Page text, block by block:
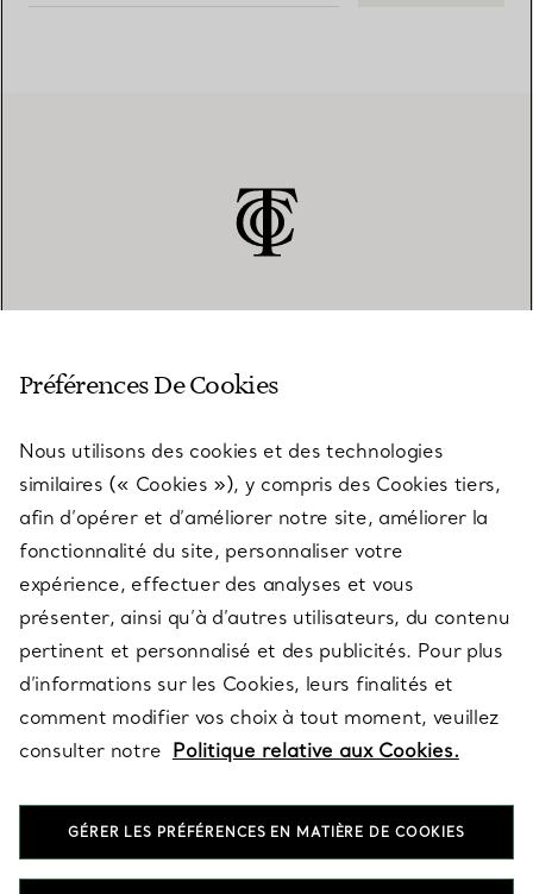
SERVICES
À PROPOS
QUESTIONS LÉGALES
SUIVEZ-NOUS
Préférences De Cookies
Nous utilisons des cookies et des technologies
similaires (« Cookies »), y compris des Cookies tiers,
afin d’opérer et d’améliorer notre site, améliorer la
fonctionnalité du site, personnaliser votre
expérience, effectuer des analyses et vous
présenter, ainsi qu’à d’autres utilisateurs, du contenu
pertinent et personnalisé et des publicités. Pour plus
d’informations sur les Cookies, leurs finalités et
comment modifier vos choix à tout moment, veuillez
consulter notre Politique relative aux Cookies.
GÉRER LES PRÉFÉRENCES EN MATIÈRE DE COOKIES